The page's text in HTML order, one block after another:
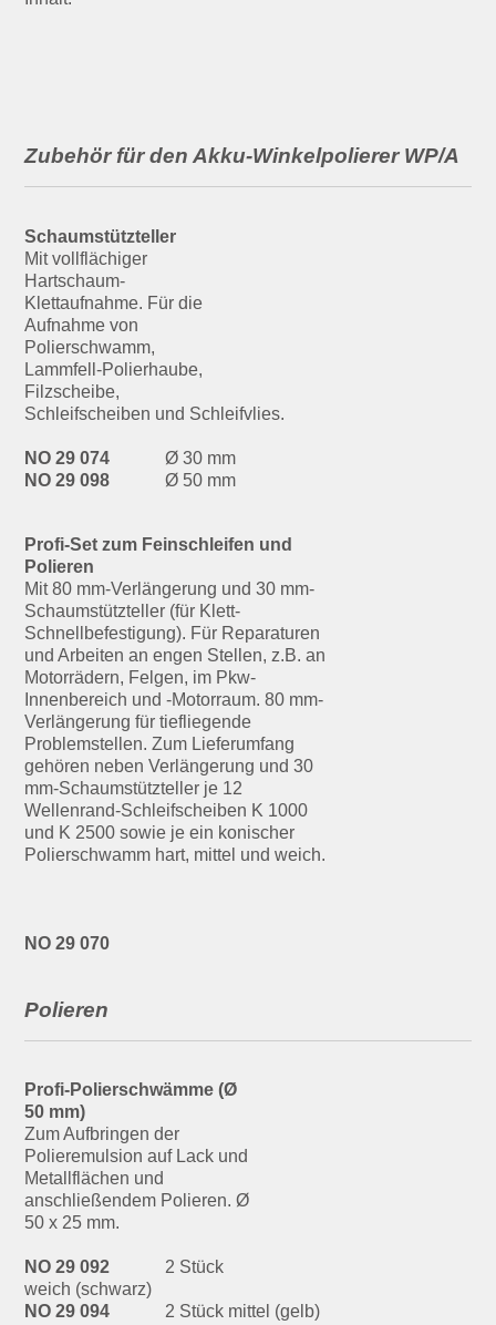
Zubehör für den Akku-Winkelpolierer WP/A
Schaumstützteller
Mit vollflächiger
Hartschaum-
Klettaufnahme. Für die
Aufnahme von
Polierschwamm,
Lammfell-Polierhaube,
Filzscheibe,
Schleifscheiben und Schleifvlies.
NO 29 074
Ø 30 mm
NO 29 098
Ø 50 mm
Profi-Set zum Feinschleifen und
Polieren
Mit 80 mm-Verlängerung und 30 mm-
Schaumstützteller (für Klett-
Schnellbefestigung). Für Reparaturen
und Arbeiten an engen Stellen, z.B. an
Motorrädern, Felgen, im Pkw-
Innenbereich und -Motorraum. 80 mm-
Verlängerung für tiefliegende
Problemstellen. Zum Lieferumfang
gehören neben Verlängerung und 30
mm-Schaumstützteller je 12
Wellenrand-Schleifscheiben K 1000
und K 2500 sowie je ein konischer
Polierschwamm hart, mittel und weich.
NO 29 070
Polieren
Profi-Polierschwämme (Ø
50 mm)
Zum Aufbringen der
Polieremulsion auf Lack und
Metallflächen und
anschließendem Polieren. Ø
50 x 25 mm.
NO 29 092
2 Stück
weich (schwarz)
NO 29 094
2 Stück mittel (gelb)